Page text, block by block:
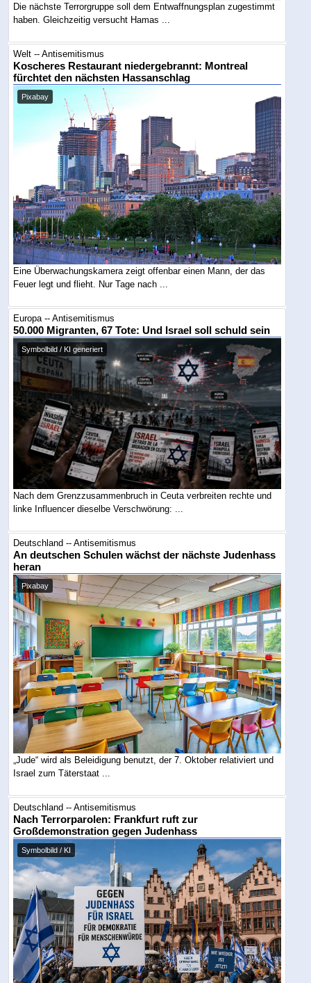
Die nächste Terrorgruppe soll dem Entwaffnungsplan zugestimmt
haben. Gleichzeitig versucht Hamas ...
Welt -- Antisemitismus
Koscheres Restaurant niedergebrannt: Montreal
fürchtet den nächsten Hassanschlag
Pixabay
Eine Überwachungskamera zeigt offenbar einen Mann, der das
Feuer legt und flieht. Nur Tage nach ...
Europa -- Antisemitismus
50.000 Migranten, 67 Tote: Und Israel soll schuld sein
Symbolbild / KI generiert
Nach dem Grenzzusammenbruch in Ceuta verbreiten rechte und
linke Influencer dieselbe Verschwörung: ...
Deutschland -- Antisemitismus
An deutschen Schulen wächst der nächste Judenhass
heran
Pixabay
„Jude“ wird als Beleidigung benutzt, der 7. Oktober relativiert und
Israel zum Täterstaat ...
Deutschland -- Antisemitismus
Nach Terrorparolen: Frankfurt ruft zur
Großdemonstration gegen Judenhass
Symbolbild / KI